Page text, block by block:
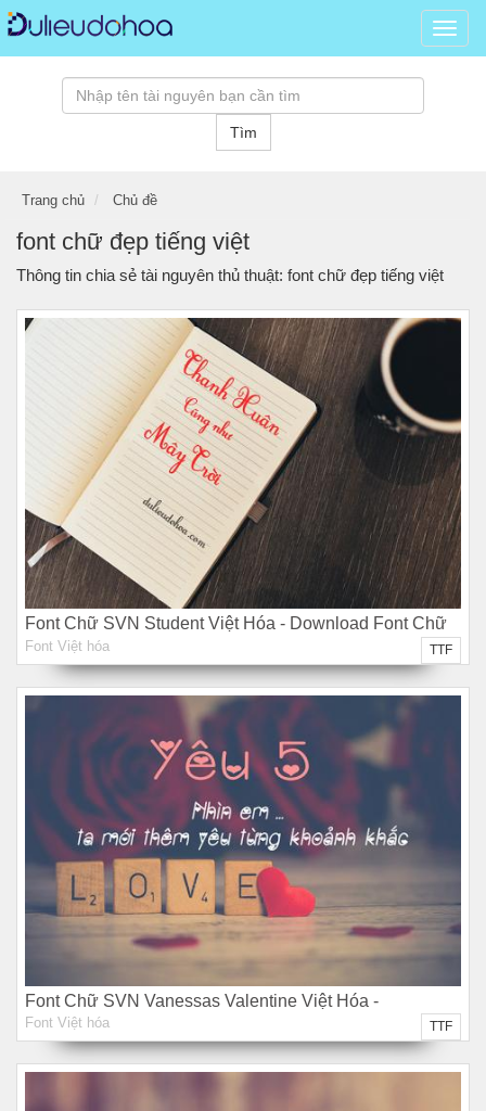
Dữ
liệu
ảnh,
phí...
Tìm
Trang chủ Chủ đề
font chữ đẹp tiếng việt
Thông tin chia sẻ tài nguyên thủ thuật: font chữ đẹp tiếng việt
Font Chữ SVN Student Việt Hóa - Download Font Chữ
Miễn Phí
Font Việt hóa TTF
Font Chữ SVN Vanessas Valentine Việt Hóa -
Download Font Chữ Miễn Phí
Font Việt hóa TTF